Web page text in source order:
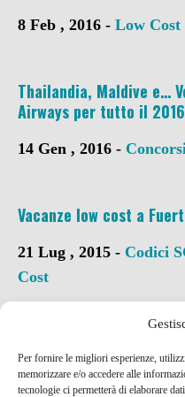
Per fornire le migliori esperienze,
memorizzare e/o accedere alle
tecnologie ci permetterà di elaborare
8 Feb , 2016 - Low Cost
Thailandia, Maldive e…
Airways per tutto il
14 Gen , 2016 -
Vacanze low cost a
21 Lug , 2015 - Codici
Cost